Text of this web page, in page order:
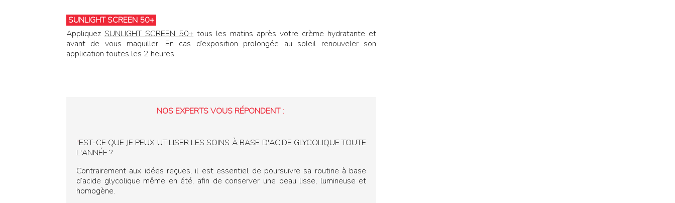
SUNLIGHT SCREEN 50+
AppliquezSUNLIGHT SCREEN 50+ tous les matins après votre crème hydratante et
avant de vous maquiller. En cas d’exposition prolongée au soleil renouveler son
application toutes les 2 heures.
NOS EXPERTS VOUS RÉPONDENT :
"EST-CE QUE JE PEUX UTILISER LES SOINS À BASE D'ACIDE GLYCOLIQUE TOUTE
L'ANNÉE ?
Contrairement aux idées reçues, il est essentiel de poursuivre sa routine à base
d’acide glycolique même en été, afin de conserver une peau lisse, lumineuse et
homogène.